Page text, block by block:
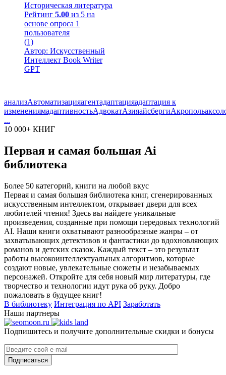
Историческая литература
Рейтинг 5.00 из 5 на
основе опроса 1
пользователя
(1)
Автор: Искусственный
Интеллект Book Writer
GPT
анализАвтоматизацияагентадаптацияадаптация к
изменениямадаптивностьАдвокатАзияайсбергиАкрополь
...
10 000+ КНИГ
Первая и самая большая Ai
библиотека
Более 50 категорий, книги на любой вкус
Первая и самая большая библиотека книг, сгенерированных
искусственным интеллектом, открывает двери для всех
любителей чтения! Здесь вы найдете уникальные
произведения, созданные при помощи передовых технологий
AI. Наши книги охватывают разнообразные жанры – от
захватывающих детективов и фантастики до вдохновляющих
романов и детских сказок. Каждый текст – это результат
работы высокоинтеллектуальных алгоритмов, которые
создают новые, увлекательные сюжеты и незабываемых
персонажей. Откройте для себя новый мир литературы, где
творчество и технологии идут рука об руку. Добро
пожаловать в будущее книг!
В библиотеку Интеграция по API Заработать
Наши партнеры
Подпишитесь и получите дополнительные скидки и бонусы
Подписаться